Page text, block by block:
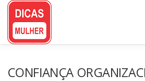
Pular
conteúdo
CONFIANÇA